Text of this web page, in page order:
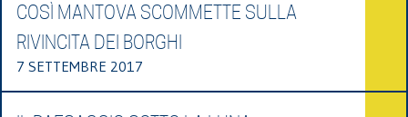
COSÌ MANTOVA SCOMMETTE SULLA
RIVINCITA DEI BORGHI
7 SETTEMBRE 2017